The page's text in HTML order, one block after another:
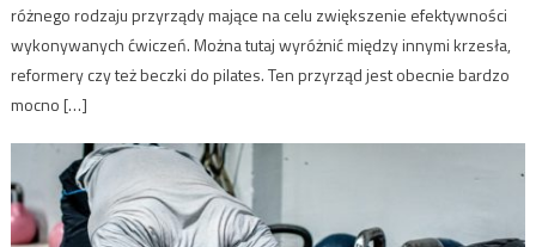
różnego rodzaju przyrządy mające na celu zwiększenie efektywności
wykonywanych ćwiczeń. Można tutaj wyróżnić między innymi krzesła,
reformery czy też beczki do pilates. Ten przyrząd jest obecnie bardzo
mocno […]